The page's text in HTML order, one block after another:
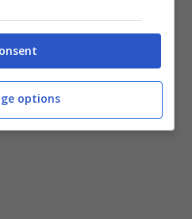
options